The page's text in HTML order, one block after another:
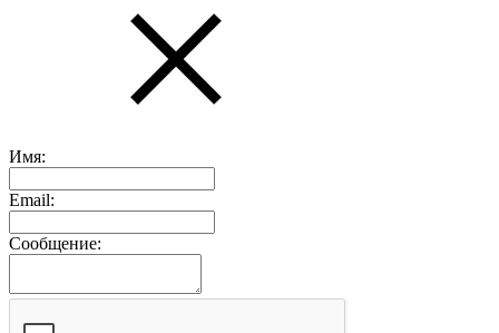
Имя:
Email:
Сообщение: